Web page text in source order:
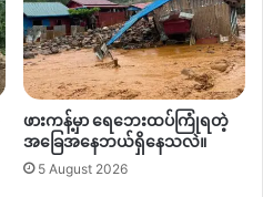
ဖားကန့်မှာ ရေဘေးထပ်ကြုံရတဲ့
အခြေအနေဘယ်ရှိနေသလဲ။
5 August 2026